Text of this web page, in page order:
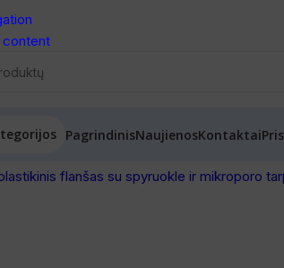
content
PagrindinisNaujienosKontaktai